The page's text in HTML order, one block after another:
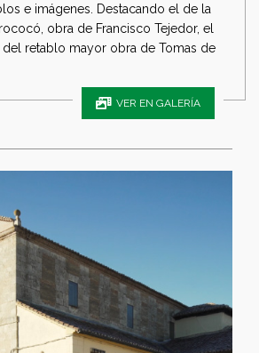
e imágenes. Destacando el de la
obra de Francisco Tejedor, el
retablo mayor obra de Tomas de
VER EN GALERÍA